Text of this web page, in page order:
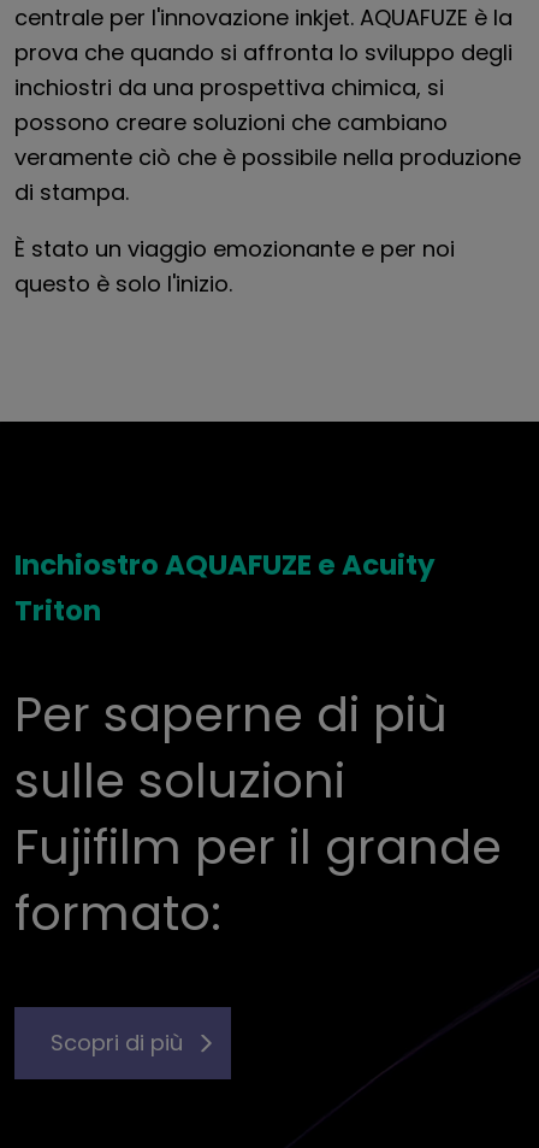
centrale per l'innovazione inkjet. AQUAFUZE è la
prova che quando si affronta lo sviluppo degli
inchiostri da una prospettiva chimica, si
possono creare soluzioni che cambiano
veramente ciò che è possibile nella produzione
di stampa.
È stato un viaggio emozionante e per noi
questo è solo l'inizio.
Inchiostro AQUAFUZE e Acuity
Triton
Per saperne di più
sulle soluzioni
Fujifilm per il grande
formato:
Scopri di più